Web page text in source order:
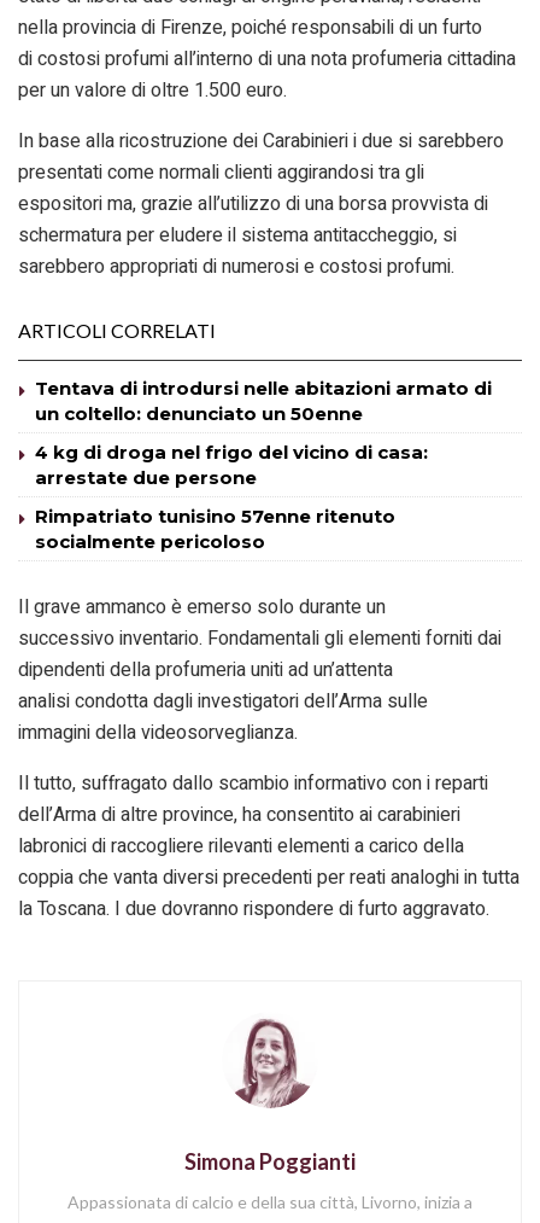
nella provincia di Firenze, poiché responsabili di un furto
di costosi profumi all’interno di una nota profumeria cittadina
per un valore di oltre 1.500 euro.
In base alla ricostruzione dei Carabinieri i due si sarebbero
presentati come normali clienti aggirandosi tra gli
espositori ma, grazie all’utilizzo di una borsa provvista di
schermatura per eludere il sistema antitaccheggio, si
sarebbero appropriati di numerosi e costosi profumi.
ARTICOLI CORRELATI
Tentava di introdursi nelle abitazioni armato di
un coltello: denunciato un 50enne
4 kg di droga nel frigo del vicino di casa:
arrestate due persone
Rimpatriato tunisino 57enne ritenuto
socialmente pericoloso
Il grave ammanco è emerso solo durante un
successivo inventario. Fondamentali gli elementi forniti dai
dipendenti della profumeria uniti ad un’attenta
analisi condotta dagli investigatori dell’Arma sulle
immagini della videosorveglianza.
Il tutto, suffragato dallo scambio informativo con i reparti
dell’Arma di altre province, ha consentito ai carabinieri
labronici di raccogliere rilevanti elementi a carico della
coppia che vanta diversi precedenti per reati analoghi in tutta
la Toscana. I due dovranno rispondere di furto aggravato.
Simona Poggianti
Appassionata di calcio e della sua città, Livorno, inizia a